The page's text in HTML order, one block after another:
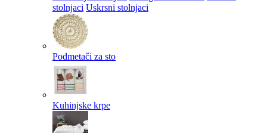
stolnjaci Uskrsni stolnjaci
Podmetači za sto
Kuhinjske krpe